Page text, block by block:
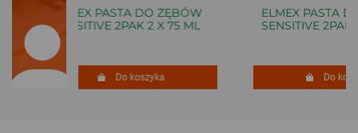
ELMEX PASTA DO ZĘBÓW
SENSITIVE 2PAK 2 X 75 ML
Do koszyka
ELMEX PASTA
SENSITIVE 2PAK
Do